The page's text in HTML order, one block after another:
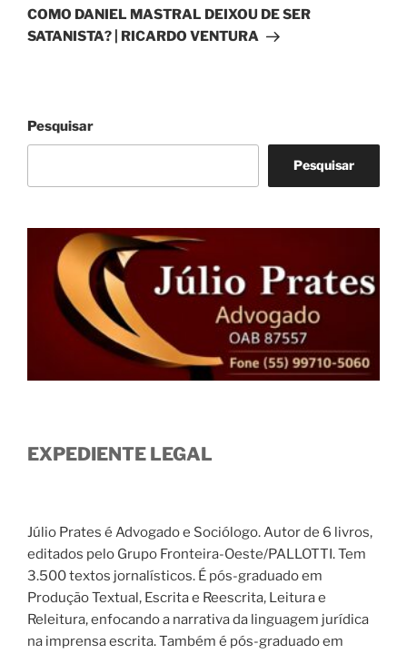
post
COMO DANIEL MASTRAL DEIXOU DE SER
SATANISTA? | RICARDO VENTURA
Pesquisar
Pesquisar
EXPEDIENTE LEGAL
Júlio Prates é Advogado e Sociólogo. Autor de 6 livros,
editados pelo Grupo Fronteira-Oeste/PALLOTTI. Tem
3.500 textos jornalísticos. É pós-graduado em
Produção Textual, Escrita e Reescrita, Leitura e
Releitura, enfocando a narrativa da linguagem jurídica
na imprensa escrita. Também é pós-graduado em